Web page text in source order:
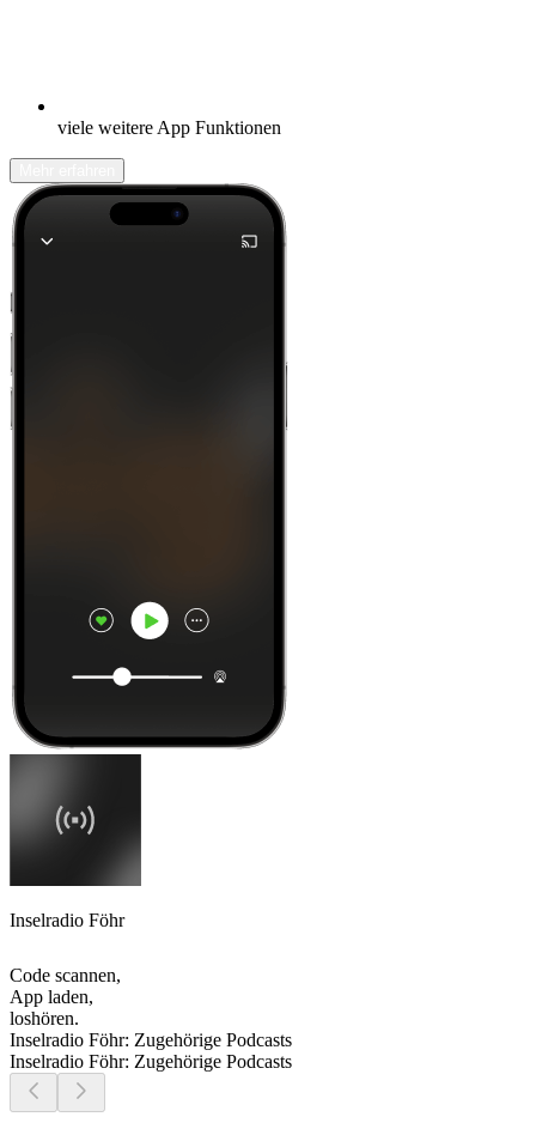
viele weitere App Funktionen
Inselradio Föhr
Code scannen,
App laden,
loshören.
Inselradio Föhr: Zugehörige Podcasts
Inselradio Föhr: Zugehörige Podcasts